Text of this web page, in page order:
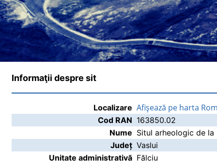
Informaţii despre sit
Localizare Afişează pe harta
Cod RAN 163850.02
Nume Situl arheologic de
Județ Vaslui
Unitate administrativă Fălciu